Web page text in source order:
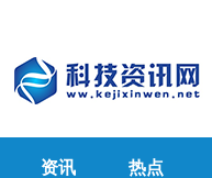
资讯 热点